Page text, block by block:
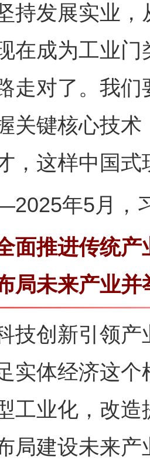
发展实业，
在成为工业
走对了。我
关键核心技
，这样中国
5月，习
推进传统产
局未来产业
创新引领产
实体经济这
工业化，改
局建设未来